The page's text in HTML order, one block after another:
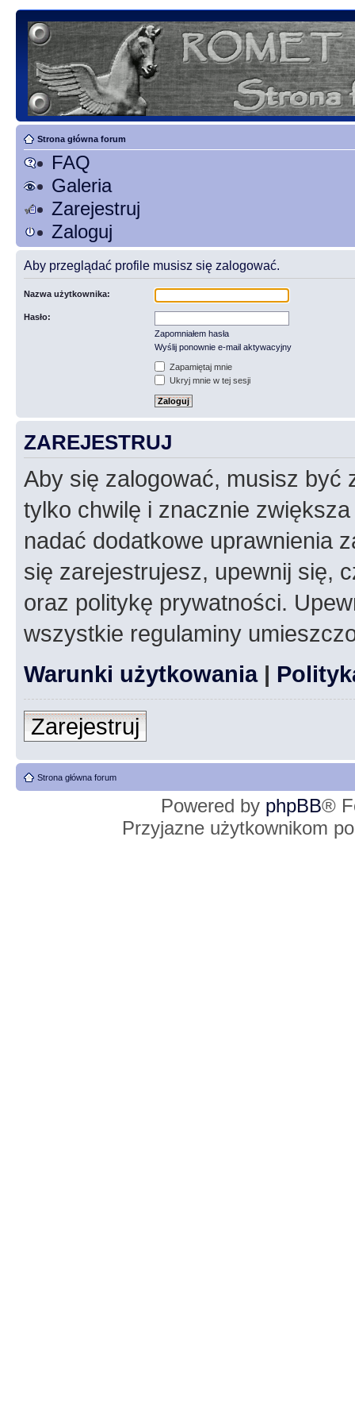
Strona główna forum
FAQ
Galeria
Zarejestruj
Zaloguj
Aby przeglądać profile musisz się zalogować.
Nazwa użytkownika:
Hasło:
Zapomniałem hasła
Wyślij ponownie e-mail aktywacyjny
Zapamiętaj mnie
Ukryj mnie w tej sesji
ZAREJESTRUJ
Aby się zalogować, musisz być
tylko chwilę i znacznie
nadać dodatkowe uprawnienia
się zarejestrujesz, upewnij się,
oraz politykę prywatności.
wszystkie regulaminy
Warunki użytkowania|
Zarejestruj
Strona główna forum
Powered by phpBB®
Przyjazne użytkownikom